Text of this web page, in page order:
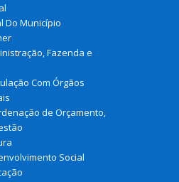
Do Município
Fazenda e
Com Órgãos
de Orçamento,
Social